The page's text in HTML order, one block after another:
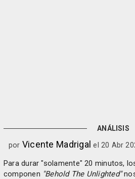
ANÁLISIS
por Vicente Madrigal el 20 Abr
Para durar "solamente" 20 minutos,
componen "Behold The Unlighted"